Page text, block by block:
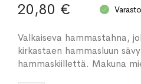
20,80 €
Valkaiseva hammastahna,
kirkastaen hammasluun
hammaskiillettä. Makuna